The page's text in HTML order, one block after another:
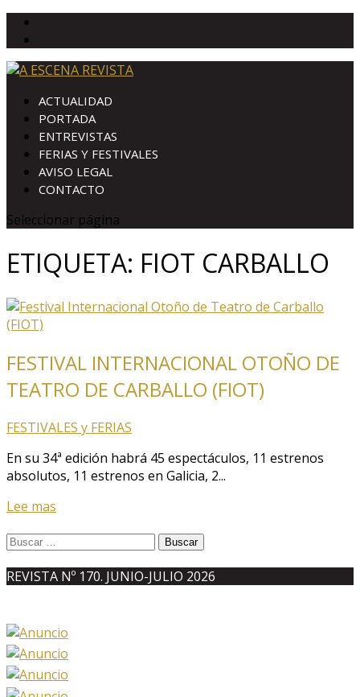
ACTUALIDAD
PORTADA
ENTREVISTAS
FERIAS Y FESTIVALES
AVISO LEGAL
CONTACTO
Seleccionar página
ETIQUETA: FIOT CARBALLO
FESTIVAL INTERNACIONAL OTOÑO DE
TEATRO DE CARBALLO (FIOT)
FESTIVALES y FERIAS
En su 34ª edición habrá 45 espectáculos, 11 estrenos
absolutos, 11 estrenos en Galicia, 2...
Lee mas
Buscar:
REVISTA Nº 170. JUNIO-JULIO 2026